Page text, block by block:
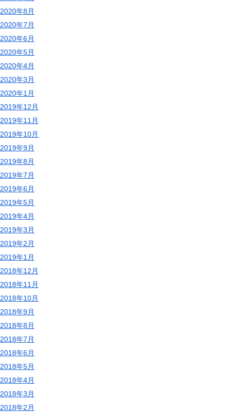
2020年8月
2020年7月
2020年6月
2020年5月
2020年4月
2020年3月
2020年1月
2019年12月
2019年11月
2019年10月
2019年9月
2019年8月
2019年7月
2019年6月
2019年5月
2019年4月
2019年3月
2019年2月
2019年1月
2018年12月
2018年11月
2018年10月
2018年9月
2018年8月
2018年7月
2018年6月
2018年5月
2018年4月
2018年3月
2018年2月